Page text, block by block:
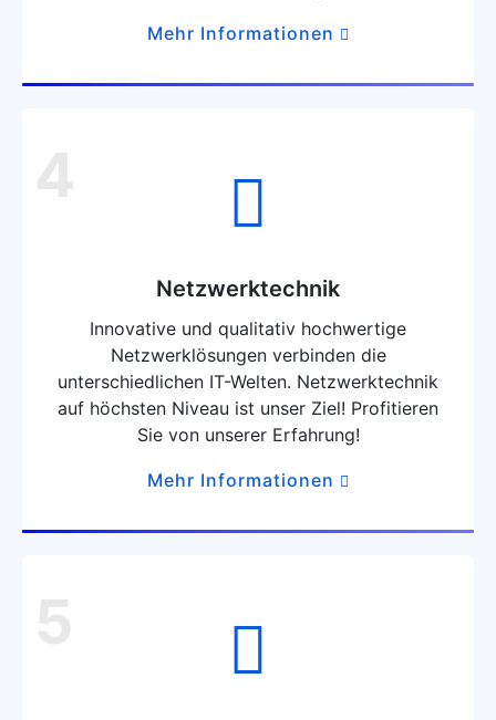
Mehr Informationen
Netzwerktechnik
Innovative und qualitativ hochwertige
Netzwerklösungen verbinden die
unterschiedlichen IT-Welten. Netzwerktechnik
auf höchsten Niveau ist unser Ziel! Profitieren
Sie von unserer Erfahrung!
Mehr Informationen